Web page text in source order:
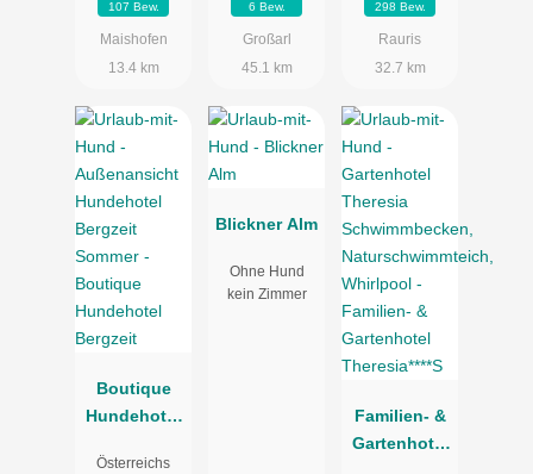
107 Bew.
Maishofen
13.4 km
6 Bew.
Großarl
45.1 km
298 Bew.
Rauris
32.7 km
Boutique
Hundehotel
Österreichs
Blickner Alm
Ohne Hund
kein Zimmer
Familien- &
Gartenhotel